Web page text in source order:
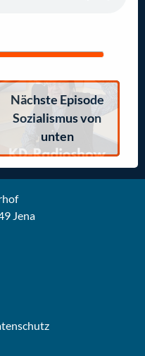
Nächste Episode
Sozialismus von
unten
Jena